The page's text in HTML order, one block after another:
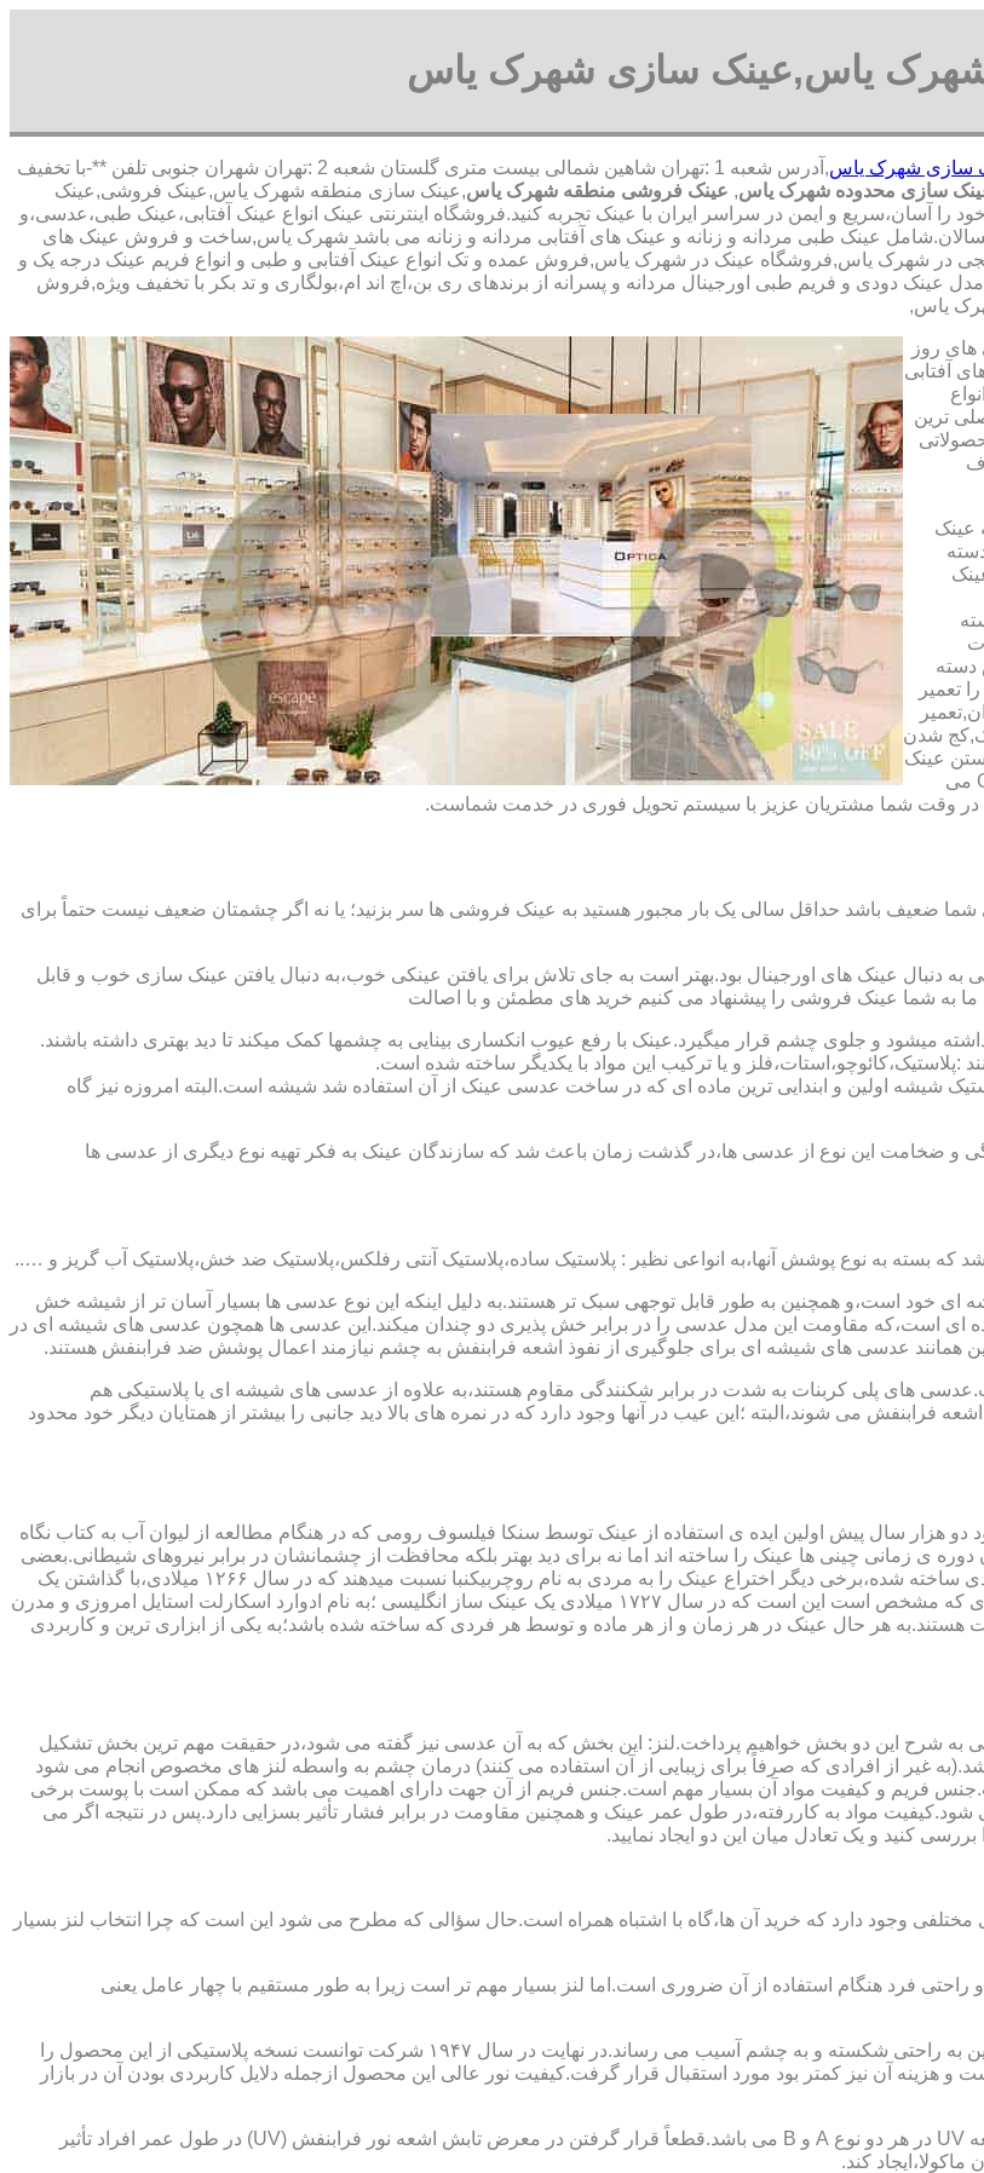
یاس,عینک سازی شهرک یاس
سازی شهرک یاس
,آدرس شعبه 1 :تهران شاهین شمالی بیست متری گلستان شعبه 2 :تهران شهران جنوبی تلفن **-با تخفیف
سازی محدوده شهرک یاس, عینک فروشی منطقه شهرک یاس,عینک سازی منطقه شهرک یاس,عینک فروشی,عینک
را آسان،سریع و ایمن در سراسر ایران با عینک تجربه کنید.فروشگاه اینترنتی عینک انواع عینک آفتابی،عینک طبی،عدسی،و
عینک طبی مردانه و زنانه و عینک های آفتابی مردانه و زنانه می باشد شهرک یاس,ساخت و فروش عینک های
در شهرک یاس,فروشگاه عینک در شهرک یاس,فروش عمده و تک انواع عینک آفتابی و طبی و انواع فریم عینک درجه یک و
عینک دودی و فریم طبی اورجینال مردانه و پسرانه از برندهای ری بن،اچ اند ام،بولگاری و تد بکر با تخفیف ویژه,فروش
یاس,
های روز
آفتابی
ترین
عینک
دسته
تعمیر
شدن
عینک
فلزی,تعمیر عینک بچه گانه,دسته Rey Ban,دسته AO,دسته Police,دسته Chopard می
در وقت شما مشتریان عزیز با سیستم تحویل فوری در خدمت شماست.
ضعیف باشد حداقل سالی یک بار مجبور هستید به عینک فروشی ها سر بزنید؛ یا نه اگر چشمتان ضعیف نیست حتماً برای
دنبال عینک های اورجینال بود.بهتر است به جای تلاش برای یافتن عینکی خوب،به دنبال یافتن عینک سازی خوب و قابل
ما به شما عینک فروشی را پیشنهاد می کنیم خرید های مطمئن و با اصالت
میشود و جلوی چشم قرار میگیرد.عینک با رفع عیوب انکساری بینایی به چشمها کمک میکند تا دید بهتری داشته باشند.
:پلاستیک،کائوچو،استات،فلز و یا ترکیب این مواد با یکدیگر ساخته شده است.
لنز :جنس عدسی عینکها از دو دسته ی کلی ساخته شده :۱ : شیشه۲: پلاستیک شیشه اولین و ابندایی ترین ماده ای که در ساخت عدسی عینک از آن استفاده شد شیشه است.البته امروزه نیز گاه
و ضخامت این نوع از عدسی ها،در گذشت زمان باعث شد که سازندگان عینک به فکر تهیه نوع دیگری از عدسی ها
ای خود است،و همچنین به طور قابل توجهی سبک تر هستند.به دلیل اینکه این نوع عدسی ها بسیار آسان تر از شیشه خش
ای است،که مقاومت این مدل عدسی را در برابر خش پذیری دو چندان میکند.این عدسی ها همچون عدسی های شیشه ای در
همانند عدسی های شیشه ای برای جلوگیری از نفوذ اشعه فرابنفش به چشم نیازمند اعمال پوشش ضد فرابنفش هستند.
های پلی کربنات به شدت در برابر شکنندگی مقاوم هستند،به علاوه از عدسی های شیشه ای یا پلاستیکی هم
فرابنفش می شوند،البته ؛این عیب در آنها وجود دارد که در نمره های بالا دید جانبی را بیشتر از همتایان دیگر خود محدود
هزار سال پیش اولین ایده ی استفاده از عینک توسط سنکا فیلسوف رومی که در هنگام مطالعه از لیوان آب به کتاب نگاه
ی زمانی چینی ها عینک را ساخته اند اما نه برای دید بهتر بلکه محافظت از چشمانشان در برابر نیروهای شیطانی.بعضی
دیگر عقیده دارند اولین عینک توسط سالوینو دارماتی اهل ایتالیا در سال ۱۲۸۴ میلادی ساخته شده،برخی دیگر اختراع عینک را به مردی به نام روچربیکنبا نسبت میدهند که در سال ۱۲۶۶ میلادی،با گذاشتن یک
گوی شیشه ای روی کتاب خطوط و کلمات را درشت تر و واضح تر می دید.اما چیزی که مشخص است این است که در سال ۱۷۲۷ میلادی یک عینک ساز انگلیسی ؛به نام ادوارد اسکارلت استایل امروزی و مدرن
هر حال عینک در هر زمان و از هر ماده و توسط هر فردی که ساخته شده باشد؛به یکی از ابزاری ترین و کاربردی
شرح این دو بخش خواهیم پرداخت.لنز: این بخش که به آن عدسی نیز گفته می شود،در حقیقت مهم ترین بخش تشکیل
غیر از افرادی که صرفاً برای زیبایی از آن استفاده می کنند) درمان چشم به واسطه لنز های مخصوص انجام می شود
فریم و کیفیت مواد آن بسیار مهم است.جنس فریم از آن جهت دارای اهمیت می باشد که ممکن است با پوست برخی
مواد به کاررفته،در طول عمر عینک و همچنین مقاومت در برابر فشار تأثیر بسزایی دارد.پس در نتیجه اگر می
کنید و یک تعادل میان این دو ایجاد نمایید.
وجود دارد که خرید آن ها،گاه با اشتباه همراه است.حال سؤالی که مطرح می شود این است که چرا انتخاب لنز بسیار
راحتی فرد هنگام استفاده از آن ضروری است.اما لنز بسیار مهم تر است زیرا به طور مستقیم با چهار عامل یعنی
در قدیم از عدسی شیشه ای استفاده می شد،اما شیشه بسیار سنگین بوده و همچنین به راحتی شکسته و به چشم آسیب می رساند.در نهایت در سال ۱۹۴۷ شرکت توانست نسخه پلاستیکی از این محصول را
آن نیز کمتر بود مورد استقبال قرار گرفت.کیفیت نور عالی این محصول ازجمله دلایل کاربردی بودن آن در بازار
عامل بعدی که جزء اصلی ترین ویژگی های عینک طبی است،مقاومت در برابر اشعه UV در هر دو نوع A و B می باشد.قطعاً قرار گرفتن در معرض تابش اشعه نور فرابنفش (UV) در طول عمر افراد تأثیر
کند.